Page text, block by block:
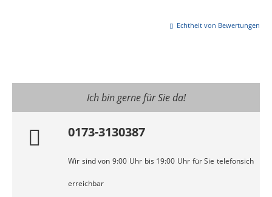
Echtheit von Bewertungen
Ich bin gerne für Sie da!
0173-3130387
Wir sind von 9:00 Uhr bis 19:00 Uhr für Sie telefonsich
erreichbar